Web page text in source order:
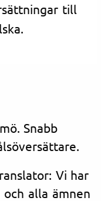
till
Snabb
Vi har
alla ämnen